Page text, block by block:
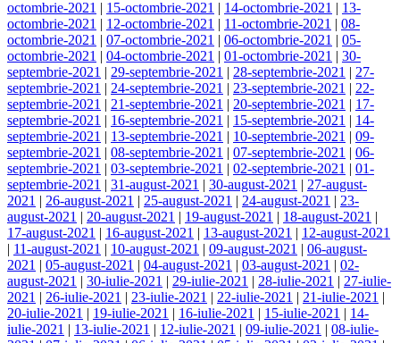
octombrie-2021 | 15-octombrie-2021 | 14-octombrie-2021 | 13-
octombrie-2021 | 12-octombrie-2021 | 11-octombrie-2021 | 08-
octombrie-2021 | 07-octombrie-2021 | 06-octombrie-2021 | 05-
octombrie-2021 | 04-octombrie-2021 | 01-octombrie-2021 | 30-
septembrie-2021 | 29-septembrie-2021 | 28-septembrie-2021 | 27-
septembrie-2021 | 24-septembrie-2021 | 23-septembrie-2021 | 22-
septembrie-2021 | 21-septembrie-2021 | 20-septembrie-2021 | 17-
septembrie-2021 | 16-septembrie-2021 | 15-septembrie-2021 | 14-
septembrie-2021 | 13-septembrie-2021 | 10-septembrie-2021 | 09-
septembrie-2021 | 08-septembrie-2021 | 07-septembrie-2021 | 06-
septembrie-2021 | 03-septembrie-2021 | 02-septembrie-2021 | 01-
septembrie-2021 | 31-august-2021 | 30-august-2021 | 27-august-
2021 | 26-august-2021 | 25-august-2021 | 24-august-2021 | 23-
august-2021 | 20-august-2021 | 19-august-2021 | 18-august-2021 |
17-august-2021 | 16-august-2021 | 13-august-2021 | 12-august-2021
| 11-august-2021 | 10-august-2021 | 09-august-2021 | 06-august-
2021 | 05-august-2021 | 04-august-2021 | 03-august-2021 | 02-
august-2021 | 30-iulie-2021 | 29-iulie-2021 | 28-iulie-2021 | 27-iulie-
2021 | 26-iulie-2021 | 23-iulie-2021 | 22-iulie-2021 | 21-iulie-2021 |
20-iulie-2021 | 19-iulie-2021 | 16-iulie-2021 | 15-iulie-2021 | 14-
iulie-2021 | 13-iulie-2021 | 12-iulie-2021 | 09-iulie-2021 | 08-iulie-